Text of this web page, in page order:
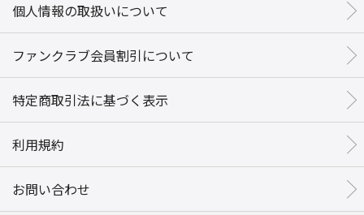
個人情報の取扱いについて
ファンクラブ会員割引について
特定商取引法に基づく表示
利用規約
お問い合わせ